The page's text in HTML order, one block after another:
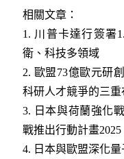
相關文章：
1. 川普卡達行簽署
衛、科技多領域
2. 歐盟73億歐元研
科研人才競爭的三重
3. 日本與荷蘭強化
戰推出行動計畫2025
4. 日本與歐盟深化